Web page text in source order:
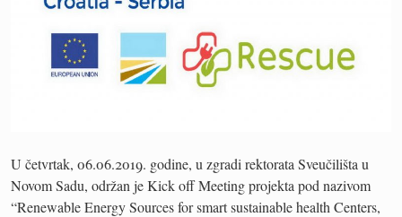
U četvrtak, 06.06.2019. godine, u zgradi rektorata Sveučilišta u
Novom Sadu, održan je Kick off Meeting projekta pod nazivom
“Renewable Energy Sources for smart sustainable health Centers,